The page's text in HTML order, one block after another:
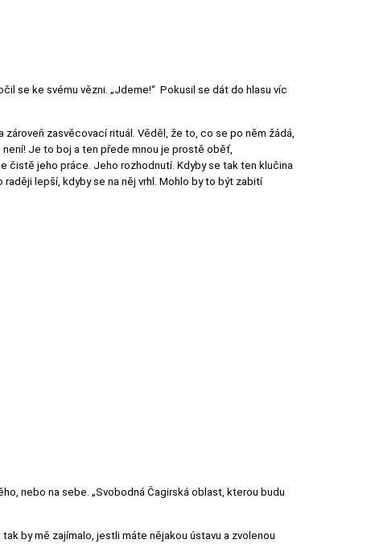
se ke svému vězni. „Jdeme!“ Pokusil se dát do hlasu víc
zasvěcovací rituál. Věděl, že to, co se po něm žádá,
není! Je to boj a ten přede mnou je prostě oběť,
čistě jeho práce. Jeho rozhodnutí. Kdyby se tak ten klučina
lepší, kdyby se na něj vrhl. Mohlo by to být zabití
nebo na sebe. „Svobodná Čagirská oblast, kterou budu
by mě zajímalo, jestli máte nějakou ústavu a zvolenou